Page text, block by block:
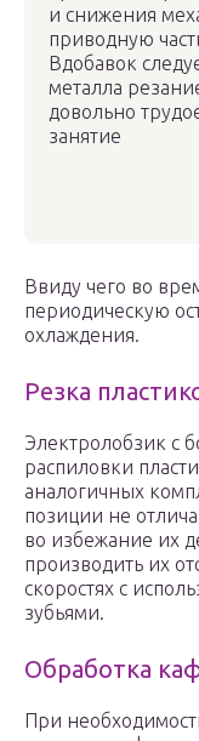
и снижения
приводную
Вдобавок
металла
довольно
занятие
Ввиду чего во
периодическую
охлаждения.
Резка
Электролобзик с
распиловки
аналогичных
позиции не
во избежание их
производить их
скоростях с
зубьями.
Обработка
При